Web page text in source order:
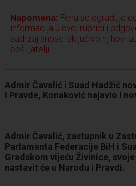
Napomena: Fena se ograđuje
informacija u ovoj rubrici i
sadržaj snose isključivo njihovi
pošiljatelji.
Admir Čavalić i Suad Hadžić
i Pravde, Konaković najavio i
Admir Čavalić, zastupnik u
Parlamenta Federacije BiH i
Gradskom vijeću Živinice,
nastavit će u Narodu i Pravdi.